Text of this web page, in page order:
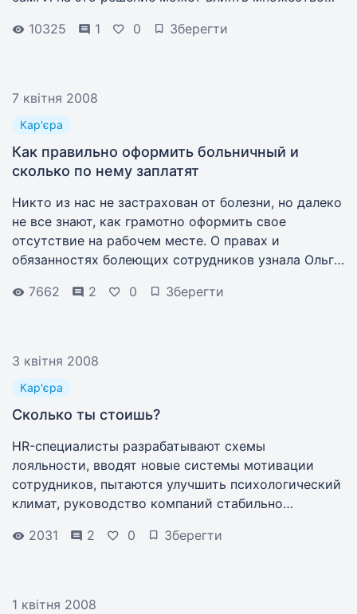
10325
1 0 Зберегти
7 квітня 2008
Кар'єра
Как правильно оформить больничный и
сколько по нему заплатят
Никто из нас не застрахован от болезни, но далеко
не все знают, как грамотно оформить свое
отсутствие на рабочем месте. О правах и
обязанностях болеющих сотрудников узнала Ольга
7662
2 0 Зберегти
3 квітня 2008
Кар'єра
Сколько ты стоишь?
HR-специалисты разрабатывают схемы
лояльности, вводят новые системы мотивации
сотрудников, пытаются улучшить психологический
климат, руководство компаний стабильно
2031
2 0 Зберегти
1 квітня 2008